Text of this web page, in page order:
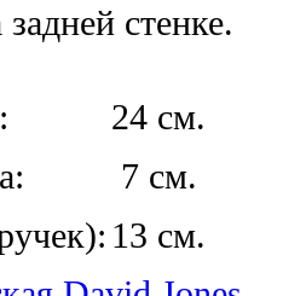
стенке.
24 см.
7 см.
13 см.